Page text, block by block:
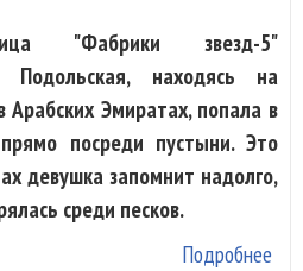
"Фабрики звезд-5"
Подольская, находясь на
Арабских Эмиратах, попала в
посреди пустыни. Это
девушка запомнит надолго,
среди песков.
Подробнее